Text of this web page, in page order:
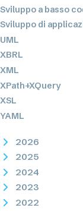
Sviluppo a basso
Sviluppo di
UML
XBRL
XML
XPath+XQuery
XSL
YAML
2026
2025
2024
2023
2022